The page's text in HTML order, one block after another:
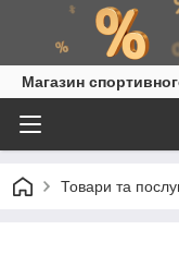
Магазин
Товари та